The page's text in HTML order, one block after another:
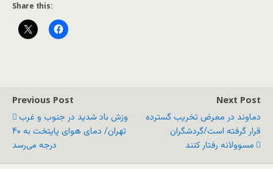
Share this:
Previous Post
وزش باد شدید در جنوب و غرب
تهران/ دمای هوای پایتخت به ۴۰
درجه می‌رسد
Next Post
دماوند در معرض تخریب گسترده
قرار گرفته است/گردشگران
مسوولانه رفتار کنند